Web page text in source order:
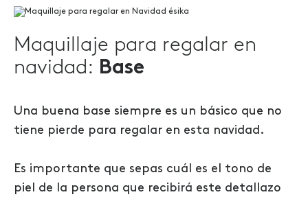
Maquillaje para regalar en
navidad: Base
Una buena base siempre es un básico que no
tiene pierde para regalar en esta navidad.
Es importante que sepas cuál es el tono de
piel de la persona que recibirá este detallazo